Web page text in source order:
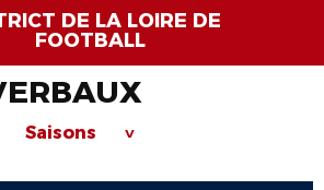
DE LA LOIRE DE
FOOTBALL
Saisons >